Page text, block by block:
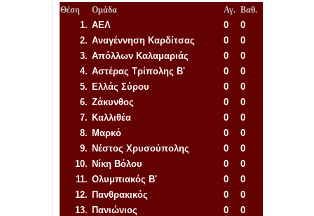
Θέση Ομάδα Αγ. Βαθ.
1. ΑΕΛ 0
0
2. Αναγέννηση Καρδίτσας 0
0
3. Απόλλων Καλαμαριάς 0
0
4. Αστέρας Τρίπολης Β' 0
0
5. Ελλάς Σύρου 0
0
6. Ζάκυνθος 0
0
7. Καλλιθέα 0
0
8. Μαρκό 0
0
9. Νέστος Χρυσούπολης 0
0
10. Νίκη Βόλου 0
0
11. Ολυμπιακός Β' 0
0
12. Πανθρακικός 0
0
13. Πανιώνιος 0
0